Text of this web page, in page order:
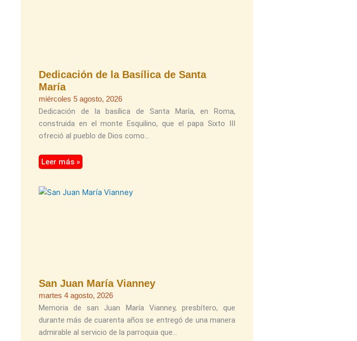
Dedicación de la Basílica de Santa
María
miércoles 5 agosto, 2026
Dedicación de la basílica de Santa María, en Roma,
construida en el monte Esquilino, que el papa Sixto III
ofreció al pueblo de Dios como
Leer más »
San Juan María Vianney
martes 4 agosto, 2026
Memoria de san Juan María Vianney, presbítero, que
durante más de cuarenta años se entregó de una manera
admirable al servicio de la parroquia que